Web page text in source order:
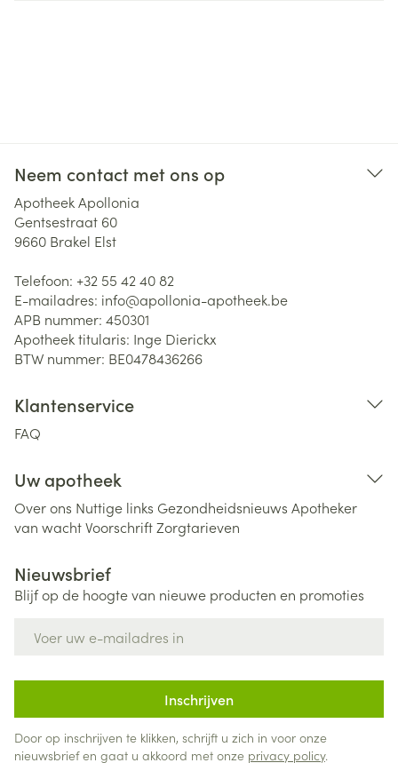
Neem contact met ons op
Apotheek Apollonia
Gentsestraat 60
9660 Brakel Elst
Telefoon: +32 55 42 40 82
E-mailadres: info@apollonia-apotheek.be
APB nummer: 450301
Apotheek titularis: Inge Dierickx
BTW nummer: BE0478436266
Klantenservice
FAQ
Uw apotheek
Over ons Nuttige links Gezondheidsnieuws Apotheker
van wachtVoorschriftZorgtarieven
Nieuwsbrief
Blijf op de hoogte van nieuwe producten en promoties
Inschrijven
Door op inschrijven te klikken, schrijft u zich in voor onze
nieuwsbrief en gaat u akkoord met onze privacy policy.